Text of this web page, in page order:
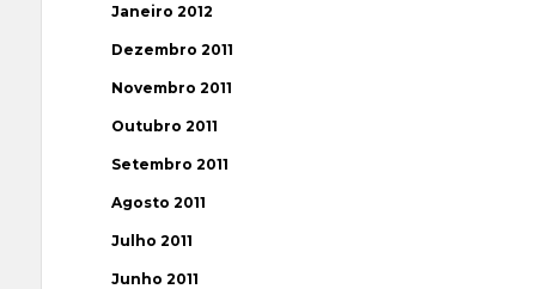
Janeiro 2012
Dezembro 2011
Novembro 2011
Outubro 2011
Setembro 2011
Agosto 2011
Julho 2011
Junho 2011